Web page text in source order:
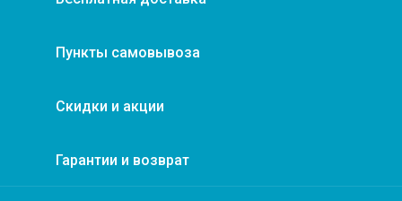
Пункты самовывоза
Скидки и акции
Гарантии и возврат